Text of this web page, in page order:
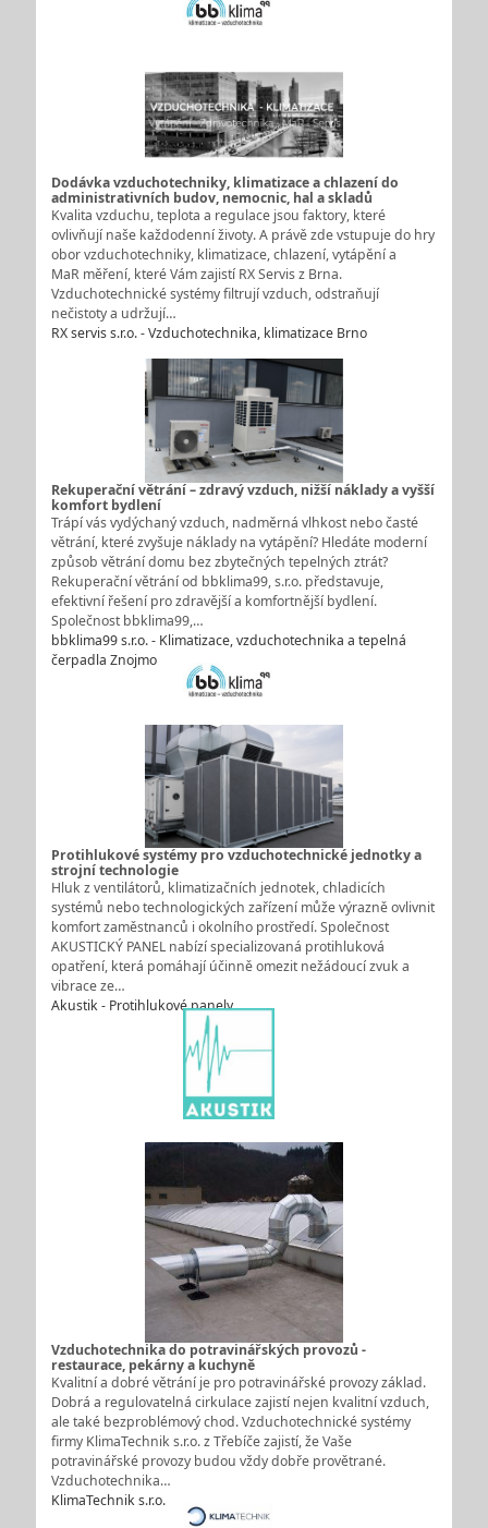
Dodávka vzduchotechniky, klimatizace a chlazení do
administrativních budov, nemocnic, hal a skladů
Kvalita vzduchu, teplota a regulace jsou faktory, které
ovlivňují naše každodenní životy. A právě zde vstupuje do hry
obor vzduchotechniky, klimatizace, chlazení, vytápění a
MaR měření, které Vám zajistí RX Servis z Brna.
Vzduchotechnické systémy filtrují vzduch, odstraňují
nečistoty a udržují…
RX servis s.r.o. - Vzduchotechnika, klimatizace Brno
Rekuperační větrání – zdravý vzduch, nižší náklady a vyšší
komfort bydlení
Trápí vás vydýchaný vzduch, nadměrná vlhkost nebo časté
větrání, které zvyšuje náklady na vytápění? Hledáte moderní
způsob větrání domu bez zbytečných tepelných ztrát?
Rekuperační větrání od bbklima99, s.r.o. představuje,
efektivní řešení pro zdravější a komfortnější bydlení.
Společnost bbklima99,…
bbklima99 s.r.o. - Klimatizace, vzduchotechnika a tepelná
čerpadla Znojmo
Protihlukové systémy pro vzduchotechnické jednotky a
strojní technologie
Hluk z ventilátorů, klimatizačních jednotek, chladicích
systémů nebo technologických zařízení může výrazně ovlivnit
komfort zaměstnanců i okolního prostředí. Společnost
AKUSTICKÝ PANEL nabízí specializovaná protihluková
opatření, která pomáhají účinně omezit nežádoucí zvuk a
vibrace ze…
Akustik - Protihlukové panely
Vzduchotechnika do potravinářských provozů -
restaurace, pekárny a kuchyně
Kvalitní a dobré větrání je pro potravinářské provozy základ.
Dobrá a regulovatelná cirkulace zajistí nejen kvalitní vzduch,
ale také bezproblémový chod. Vzduchotechnické systémy
firmy KlimaTechnik s.r.o. z Třebíče zajistí, že Vaše
potravinářské provozy budou vždy dobře provětrané.
Vzduchotechnika…
KlimaTechnik s.r.o.